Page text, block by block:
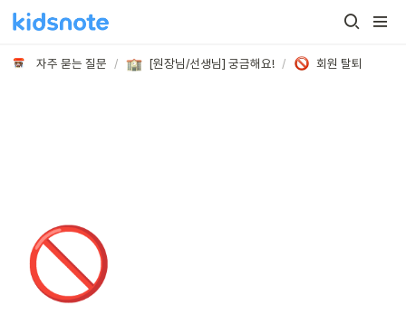
자주 묻는 질문 / [원장님/선생님] 궁금해요! / 회원 탈퇴
🚫